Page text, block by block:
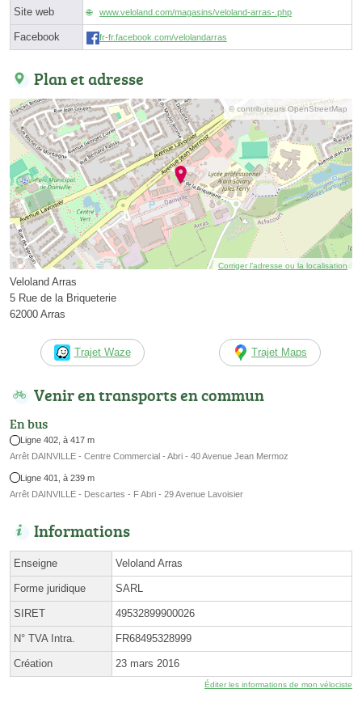
Site web www.veloland.com/magasins/veloland-arras-.php
Facebook fr-fr.facebook.com/velolandarras
Plan et adresse
© contributeurs OpenStreetMap
Corriger l’adresse ou la localisation
Veloland Arras
5 Rue de la Briqueterie
62000 Arras
Trajet Waze Trajet Maps
Venir en transports en commun
En bus
Ligne 402, à 417 m
Arrêt DAINVILLE - Centre Commercial - Abri - 40 Avenue Jean Mermoz
Ligne 401, à 239 m
Arrêt DAINVILLE - Descartes - F Abri - 29 Avenue Lavoisier
Informations
Enseigne Veloland Arras
Forme juridique SARL
SIRET 49532899900026
N° TVA Intra. FR68495328999
Création 23 mars 2016
Éditer les informations de mon vélociste